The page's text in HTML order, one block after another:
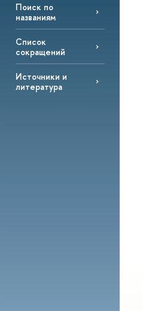
Поиск по
названиям
Список
сокращений
Источники и
литература